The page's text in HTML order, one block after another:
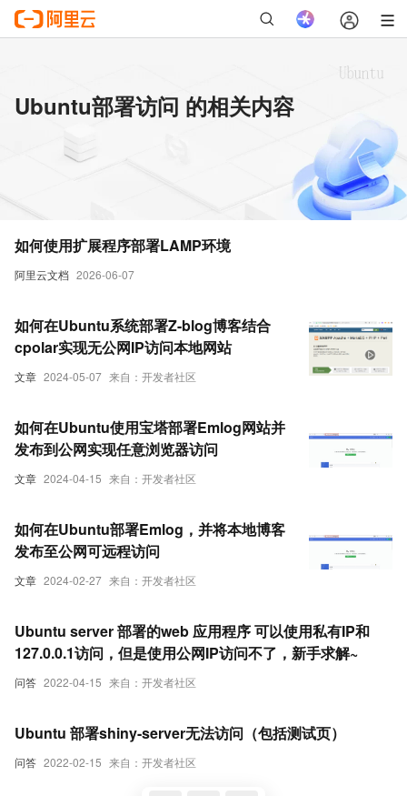
Ubuntu部署访问 的相关内容
阿里云文档 2026-06-07
如何使用扩展程序部署LAMP环境
文章 2024-05-07 来自：开发者社区
如何在Ubuntu系统部署Z-blog博客结合
cpolar实现无公网IP访问本地网站
文章 2024-04-15 来自：开发者社区
如何在Ubuntu使用宝塔部署Emlog网站并
发布到公网实现任意浏览器访问
文章 2024-02-27 来自：开发者社区
如何在Ubuntu部署Emlog，并将本地博客
发布至公网可远程访问
问答 2022-04-15 来自：开发者社区
Ubuntu server 部署的web 应用程序 可以使用私有IP和
127.0.0.1访问，但是使用公网IP访问不了，新手求解~
问答 2022-02-15 来自：开发者社区
Ubuntu 部署shiny-server无法访问（包括测试页）